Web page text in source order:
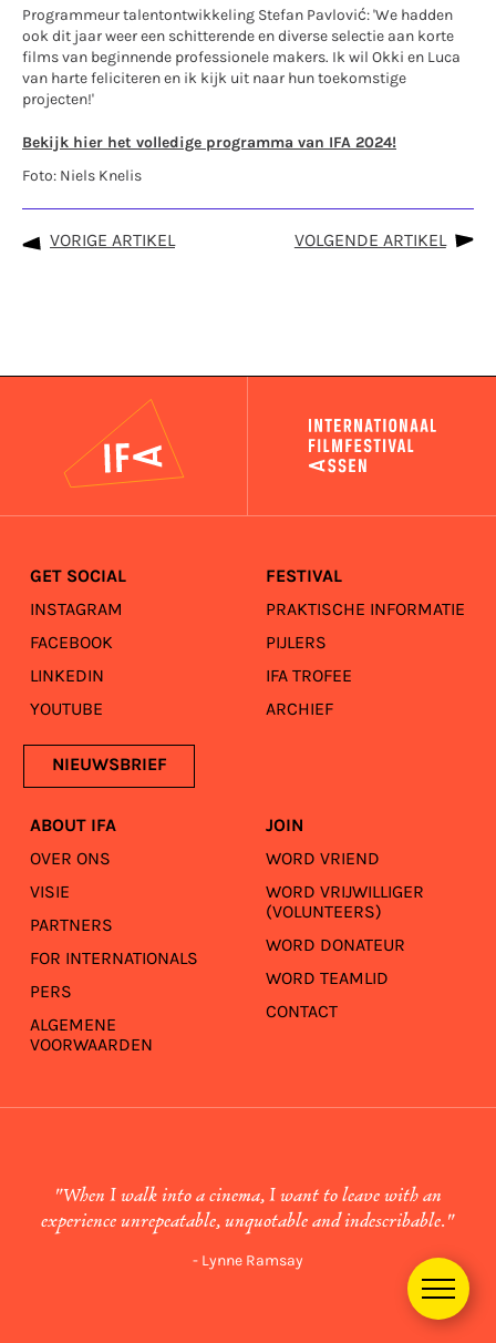
Menu
openen
Programmeur talentontwikkeling Stefan Pavlović: 'We hadden
ook dit jaar weer een schitterende en diverse selectie aan korte
films van beginnende professionele makers. Ik wil Okki en Luca
van harte feliciteren en ik kijk uit naar hun toekomstige
projecten!'
Bekijk hier het volledige programma van IFA 2024!
Foto: Niels Knelis
VORIGE ARTIKEL VOLGENDE ARTIKEL
GET SOCIAL
INSTAGRAM
FACEBOOK
LINKEDIN
YOUTUBE
NIEUWSBRIEF
FESTIVAL
PRAKTISCHE INFORMATIE
PIJLERS
IFA TROFEE
ARCHIEF
ABOUT IFA
OVER ONS
VISIE
PARTNERS
FOR INTERNATIONALS
PERS
ALGEMENE
VOORWAARDEN
JOIN
WORD VRIEND
WORD VRIJWILLIGER
(VOLUNTEERS)
WORD DONATEUR
WORD TEAMLID
CONTACT
"When I walk into a cinema, I want to leave with an
experience unrepeatable, unquotable and indescribable."
- Lynne Ramsay